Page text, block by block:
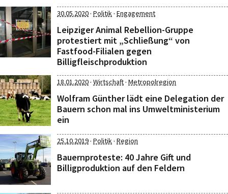
30.05.2020· Politik· Engagement
Leipziger Animal Rebellion-Gruppe
protestiert mit „Schließung“ von
Fastfood-Filialen gegen
Billigfleischproduktion
18.01.2020· Wirtschaft· Metropolregion
Wolfram Günther lädt eine Delegation der
Bauern schon mal ins Umweltministerium
ein
25.10.2019· Politik· Region
Bauernproteste: 40 Jahre Gift und
Billigproduktion auf den Feldern